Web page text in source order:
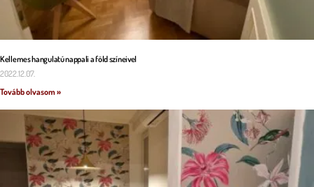
Kellemes hangulatú nappali a föld színeivel
2022.12.07.
Tovább olvasom »